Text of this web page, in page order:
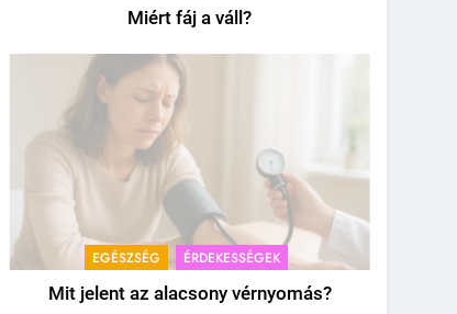
Miért fáj a váll?
EGÉSZSÉG ÉRDEKESSÉGEK
Mit jelent az alacsony vérnyomás?